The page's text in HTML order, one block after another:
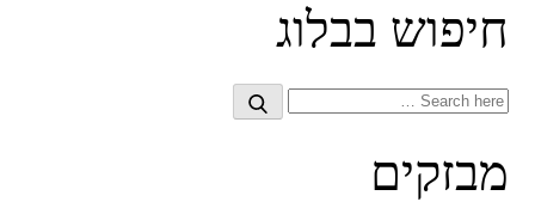
חיפוש בבלוג
Search
Search
מבזקים